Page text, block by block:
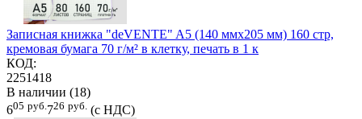
Записная книжка "deVENTE" A5 (140 ммx205 мм) 160 стр,
кремовая бумага 70 г/м² в клетку, печать в 1 к
КОД:
2251418
В наличии (18)
605 руб.726 руб. (с НДС)